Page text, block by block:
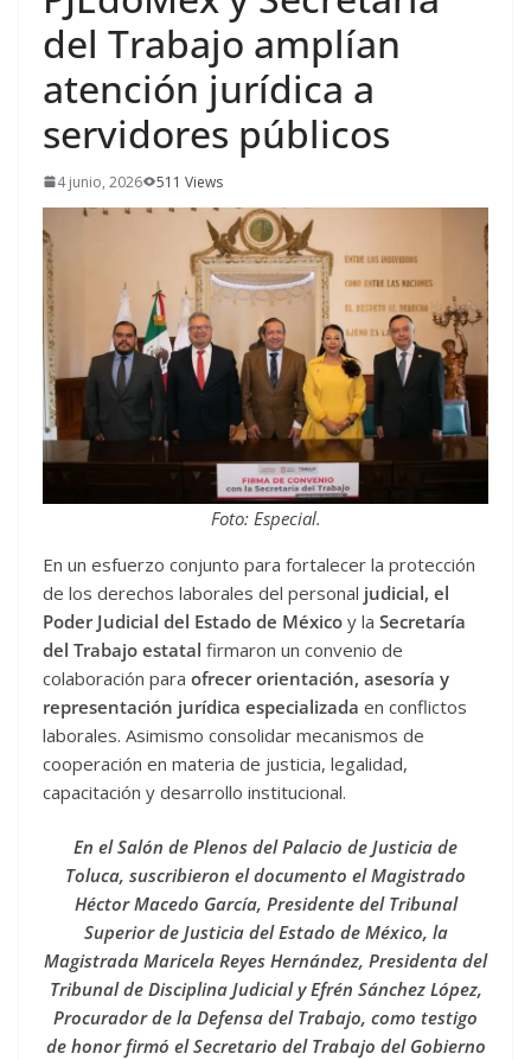
del Trabajo amplían
atención jurídica a
servidores públicos
4 junio, 2026 511 Views
Foto: Especial.
En un esfuerzo conjunto para fortalecer la protección
de los derechos laborales del personal judicial, el
Poder Judicial del Estado de México y la Secretaría
del Trabajo estatal firmaron un convenio de
colaboración para ofrecer orientación, asesoría y
representación jurídica especializada en conflictos
laborales. Asimismo consolidar mecanismos de
cooperación en materia de justicia, legalidad,
capacitación y desarrollo institucional.
En el Salón de Plenos del Palacio de Justicia de
Toluca, suscribieron el documento el Magistrado
Héctor Macedo García, Presidente del Tribunal
Superior de Justicia del Estado de México, la
Magistrada Maricela Reyes Hernández, Presidenta del
Tribunal de Disciplina Judicial y Efrén Sánchez López,
Procurador de la Defensa del Trabajo, como testigo
de honor firmó el Secretario del Trabajo del Gobierno